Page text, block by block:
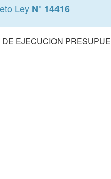
Ley N° 14416
EJECUCION